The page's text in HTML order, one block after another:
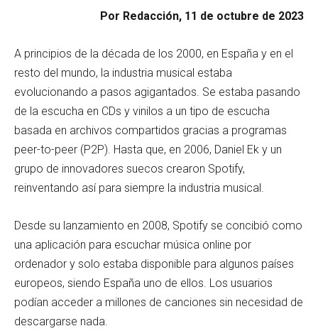
Por Redacción, 11 de octubre de 2023
A principios de la década de los 2000, en España y en el
resto del mundo, la industria musical estaba
evolucionando a pasos agigantados. Se estaba pasando
de la escucha en CDs y vinilos a un tipo de escucha
basada en archivos compartidos gracias a programas
peer-to-peer (P2P). Hasta que, en 2006, Daniel Ek y un
grupo de innovadores suecos crearon Spotify,
reinventando así para siempre la industria musical.
Desde su lanzamiento en 2008, Spotify se concibió como
una aplicación para escuchar música online por
ordenador y solo estaba disponible para algunos países
europeos, siendo España uno de ellos. Los usuarios
podían acceder a millones de canciones sin necesidad de
descargarse nada.